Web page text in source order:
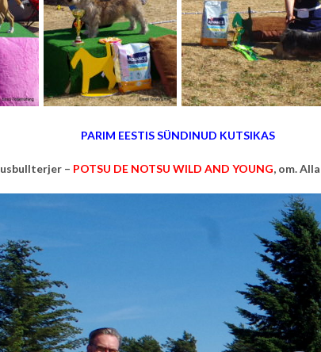
PARIM EESTIS SÜNDINUD KUTSIKAS
– POTSU DE NOTSU WILD AND YOUNG, om.